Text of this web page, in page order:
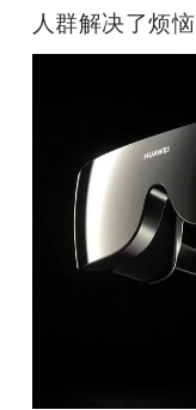
人群解决了烦恼